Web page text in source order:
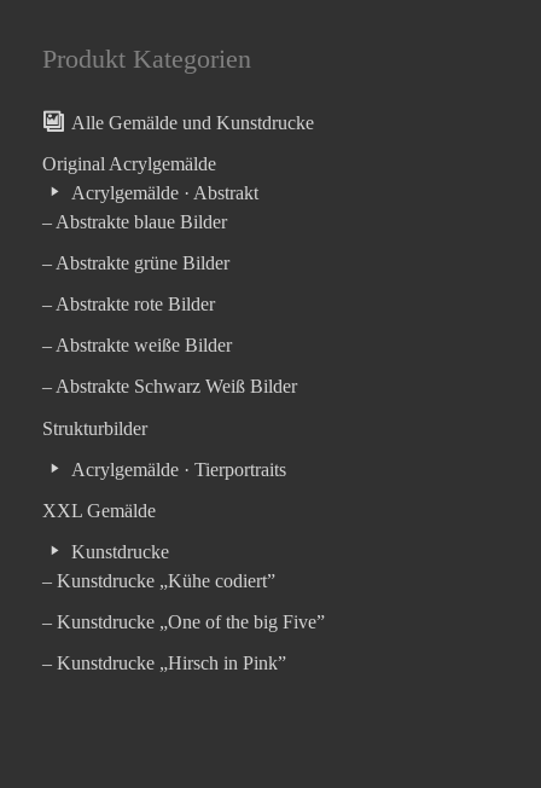
Produkt Kategorien
Alle Gemälde und Kunstdrucke
Original Acrylgemälde
Acrylgemälde · Abstrakt
– Abstrakte blaue Bilder
– Abstrakte grüne Bilder
– Abstrakte rote Bilder
– Abstrakte weiße Bilder
– Abstrakte Schwarz Weiß Bilder
Strukturbilder
Acrylgemälde · Tierportraits
XXL Gemälde
Kunstdrucke
– Kunstdrucke „Kühe codiert”
– Kunstdrucke „One of the big Five”
– Kunstdrucke „Hirsch in Pink”